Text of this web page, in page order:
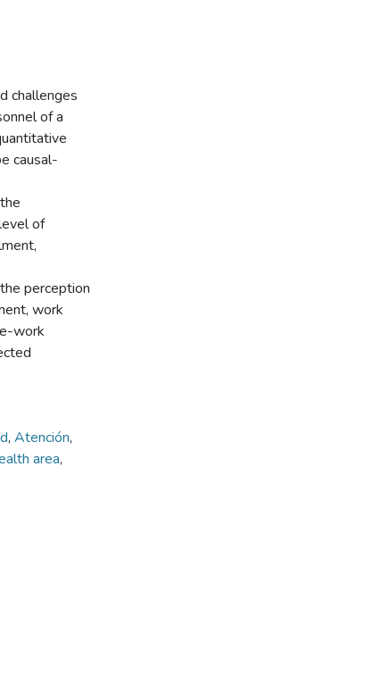
challenges
of a
causal-
of
perception
work
work
, Atención,
area,